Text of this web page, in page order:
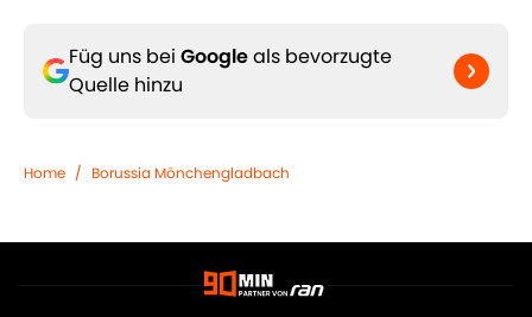
Füg uns bei Googleals bevorzugte
Quelle hinzu
Home / Borussia Mönchengladbach